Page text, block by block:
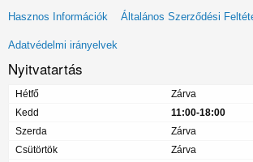
Lábléc
menü
Hasznos Információk Általános Szerződési
Adatvédelmi irányelvek
Nyitvatartás
Hétfő
Zárva
Kedd
11:00-18:00
Szerda
Zárva
Csütörtök
Zárva